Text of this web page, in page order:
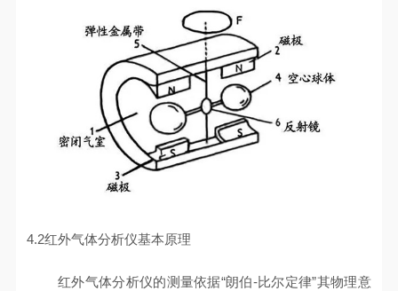
4.2红外气体分析仪基本原理
红外气体分析仪的测量依据“朗伯-比尔定律”其物理意